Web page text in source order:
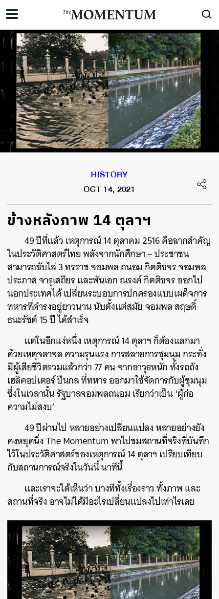
HISTORY
OCT 14, 2021
ข้างหลังภาพ 14 ตุลาฯ
49 ปีที่แล้ว เหตุการณ์ 14 ตุลาคม 2516 คือฉากสำคัญ
ในประวัติศาสตร์ไทย พลังจากนักศึกษา – ประชาชน
สามารถขับไล่ 3 ทรราช จอมพล ถนอม กิตติขจร จอมพล
ประภาส จารุเสถียร และพันเอก ณรงค์ กิตติขจร ออกไป
นอกประเทศได้ เปลี่ยนระบอบการปกครองแบบเผด็จการ
ทหารที่ดำรงอยู่ยาวนาน นับตั้งแต่สมัย จอมพล สฤษดิ์
ธนะรัชต์ 15 ปี ได้สำเร็จ
แต่ในอีกแง่หนึ่ง เหตุการณ์ 14 ตุลาฯ ก็ต้องแลกมา
ด้วยเหตุจลาจล ความรุนแรง การสลายการชุมนุม กระทั่ง
มีผู้เสียชีวิตรวมแล้วกว่า 77 คน จากอาวุธหนัก ทั้งรถถัง
เฮลิคอปเตอร์ ปืนกล ที่ทหาร ออกมาใช้จัดการกับผู้ชุมนุม
ซึ่งในเวลานั้น รัฐบาลจอมพลถนอม เรียกว่าเป็น ‘ผู้ก่อ
ความไม่สงบ’
49 ปีผ่านไป หลายอย่างเปลี่ยนแปลง หลายอย่างยัง
คงหยุดนิ่ง The Momentum พาไปชมสถานที่จริงที่บันทึก
ไว้ในประวัติศาสตร์ของเหตุการณ์ 14 ตุลาฯ เปรียบเทียบ
กับสถานการณ์จริงในวันนี้ นาทีนี้
และเราจะได้เห็นว่า บางทีทั้งเรื่องราว ทั้งภาพ และ
สถานที่จริง อาจไม่ได้มีอะไรเปลี่ยนแปลงไปเท่าไรเลย